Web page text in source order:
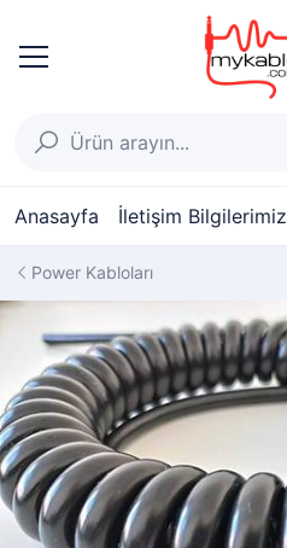
Anasayfa İletişim Bilgilerimiz
Power Kabloları